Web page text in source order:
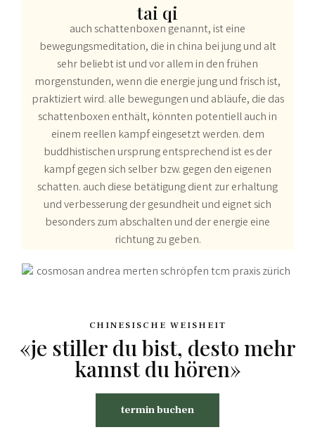
tai qi
auch schattenboxen genannt, ist eine
bewegungsmeditation, die in china bei jung und alt
sehr beliebt ist und vor allem in den frühen
morgenstunden, wenn die energie jung und frisch ist,
praktiziert wird. alle bewegungen und abläufe, die das
schattenboxen enthält, könnten potentiell auch in
einem reellen kampf eingesetzt werden. dem
buddhistischen ursprung entsprechend ist es der
kampf gegen sich selber bzw. gegen den eigenen
schatten. auch diese betätigung dient zur erhaltung
und verbesserung der gesundheit und eignet sich
besonders zum abschalten und der energie eine
richtung zu geben.
CHINESISCHE WEISHEIT
«je stiller du bist, desto mehr
kannst du hören»
termin buchen